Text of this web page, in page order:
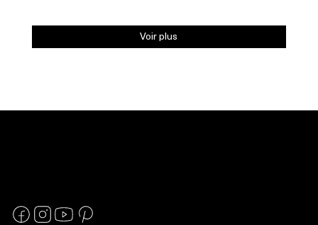
Voir plus